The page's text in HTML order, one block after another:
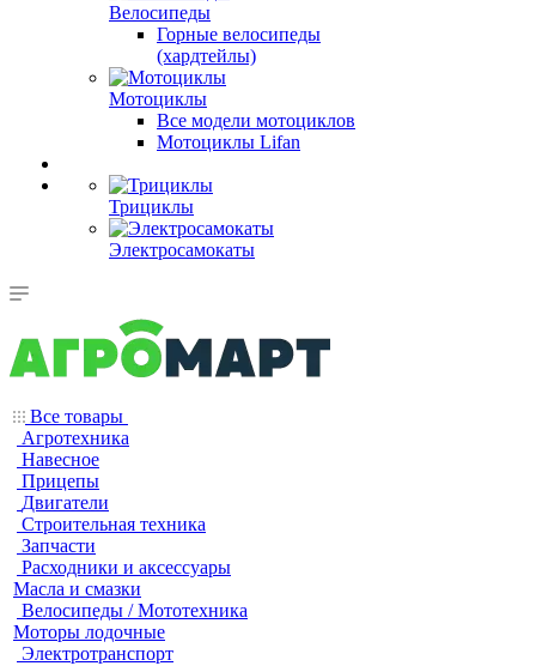
Велосипеды
Горные велосипеды
(хардтейлы)
Мотоциклы
Все модели мотоциклов
Мотоциклы Lifan
Трициклы
Электросамокаты
Все товары
Агротехника
Навесное
Прицепы
Двигатели
Строительная техника
Запчасти
Расходники и аксессуары
Масла и смазки
Велосипеды / Мототехника
Моторы лодочные
Электротранспорт